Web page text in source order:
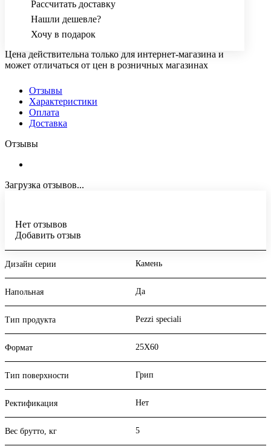
Рассчитать доставку
Нашли дешевле?
Хочу в подарок
Цена действительна только для интернет-магазина и
может отличаться от цен в розничных магазинах
Отзывы
Характеристики
Оплата
Доставка
Отзывы
Загрузка отзывов...
Нет отзывов
Добавить отзыв
Дизайн серии Камень
Напольная Да
Тип продукта Pezzi speciali
Формат 25X60
Тип поверхности Грип
Ректификация Нет
Вес брутто, кг 5